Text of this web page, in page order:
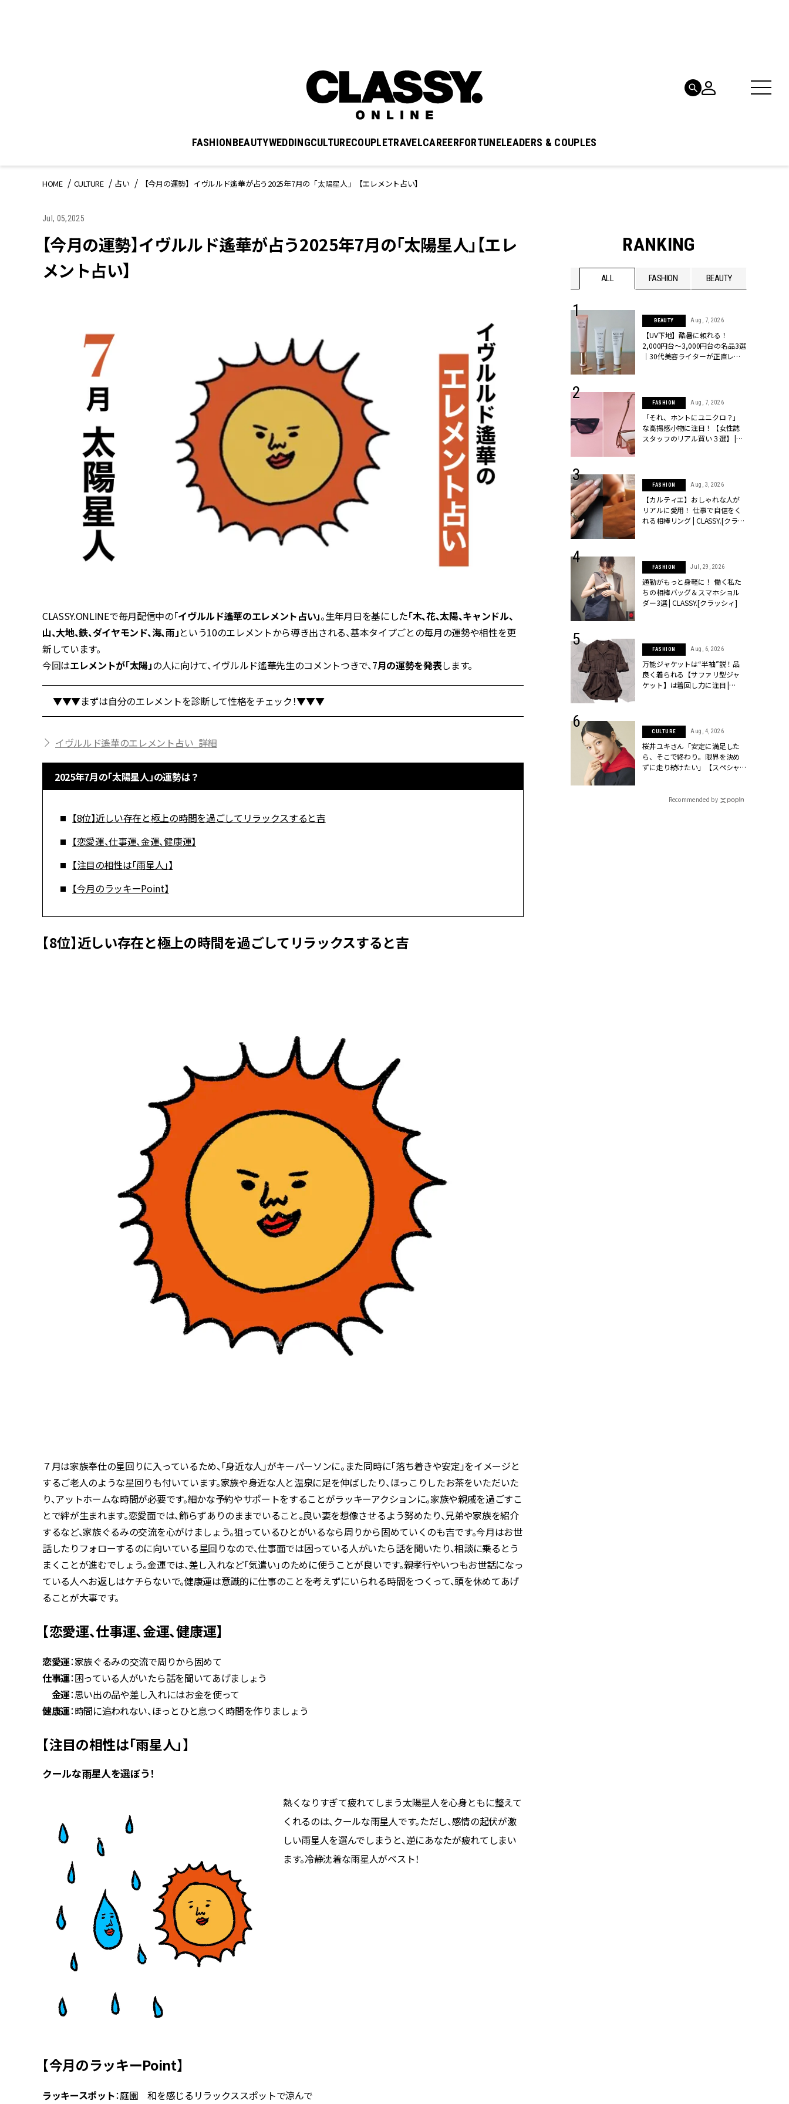
FASHIONBEAUTYWEDDINGCULTURECOUPLETRAVELCAREERFORTUNELEADERS & COUPLES
HOME CULTURE 占い 【今月の運勢】イヴルルド遙華が占う2025年7月の「太陽星人」【エレメント占い】
Jul, 05,2025
【今月の運勢】イヴルルド遙華が占う2025年7月の「太陽星人」【エレ
メント占い】
CLASSY.ONLINEで毎月配信中の「イヴルルド遙華のエレメント占い」。生年月日を基にした「木、花、太陽、キャンドル、
山、大地、鉄、ダイヤモンド、海、雨」という10のエレメントから導き出される、基本タイプごとの毎月の運勢や相性を更
新しています。
今回はエレメントが「太陽」の人に向けて、イヴルルド遙華先生のコメントつきで、7月の運勢を発表します。
▼▼▼まずは自分のエレメントを診断して性格をチェック！▼▼▼
イヴルルド遙華のエレメント占い_詳細
2025年7月の「太陽星人」の運勢は？
【8位】近しい存在と極上の時間を過ごしてリラックスすると吉
【恋愛運、仕事運、金運、健康運】
【注目の相性は「雨星人」】
【今月のラッキーPoint】
【8位】近しい存在と極上の時間を過ごしてリラックスすると吉
７月は家族奉仕の星回りに入っているため、「身近な人」がキーパーソンに。また同時に「落ち着きや安定」をイメージと
するご老人のような星回りも付いています。家族や身近な人と温泉に足を伸ばしたり、ほっこりしたお茶をいただいた
り、アットホームな時間が必要です。細かな予約やサポートをすることがラッキーアクションに。家族や親戚を過ごすこ
とで絆が生まれます。恋愛面では、飾らずありのままでいること。良い妻を想像させるよう努めたり、兄弟や家族を紹介
するなど、家族ぐるみの交流を心がけましょう。狙っているひとがいるなら周りから固めていくのも吉です。今月はお世
話したりフォローするのに向いている星回りなので、仕事面では困っている人がいたら話を聞いたり、相談に乗るとう
まくことが進むでしょう。金運では、差し入れなど「気遣い」のために使うことが良いです。親孝行やいつもお世話になっ
ている人へお返しはケチらないで。健康運は意識的に仕事のことを考えずにいられる時間をつくって、頭を休めてあげ
ることが大事です。
【恋愛運、仕事運、金運、健康運】
恋愛運：家族ぐるみの交流で周りから固めて
仕事運：困っている人がいたら話を聞いてあげましょう
金運：思い出の品や差し入れにはお金を使って
健康運：時間に追われない、ほっとひと息つく時間を作りましょう
【注目の相性は「雨星人」】
クールな雨星人を選ぼう！
熱くなりすぎて疲れてしまう太陽星人を心身ともに整えて
くれるのは、クールな雨星人です。ただし、感情の起伏が激
しい雨星人を選んでしまうと、逆にあなたが疲れてしまい
ます。冷静沈着な雨星人がベスト！
【今月のラッキーPoint】
ラッキースポット：庭園 和を感じるリラックススポットで涼んで
RANKING
ALL FASHION BEAUTY
2,000円台〜3,000円台の名品3選
｜30代美容ライターが正直レビ
ュー | CLASSY.[クラッシィ]
BEAUTY Aug, 6, 2026
【ヘアアクセ6選】手抜きに見え
ない！アラサーのまとめ髪が垢
抜ける「即戦力アクセ」たち |
CLASSY.[クラッシィ]
BEAUTY Sep, 25, 2025
マルジェラの“レプリカ”に新作
も！注目度急上昇の『フレグラ
ンス』５選 | CLASSY.[クラッシ
ィ]
できる体験型イベントが開催 |
CLASSY.[クラッシィ]
冷房・紫外線etc...「夏の隠れ乾
クリーム】3選＜30代のベストコ
シィ]
【結婚指輪】人気ブランドのリ
ング22選｜20〜30代カップルの
エピソードも | CLASSY.[クラッシ
WEDDING
結婚式に黒ドレスはアリ？お呼
ばれで失敗しないコーデ＆マナ
ーを解説 | CLASSY.[クラッシィ]
WEDDING
正解！ | CLASSY.[クラッシィ]
【ブルガリ】プロポーズで贈ら
ックレスだった！【CLASSY.世代
ィ]
BEAUTY Aug, 7, 2026
【UV下地】酷暑に頼れる！
2,000円台〜3,000円台の名品3選
｜30代美容ライターが正直レビ
FASHION Aug, 7, 2026
「それ、ホントにユニクロ？」
な高揚感小物に注目！【女性誌
スタッフのリアル買い３選】 |
FASHION Aug, 3, 2026
【カルティエ】おしゃれな人が
リアルに愛用！ 仕事で自信をく
れる相棒リング | CLASSY.[クラッ
FASHION Jul, 29, 2026
通勤がもっと身軽に！ 働く私た
ちの相棒バッグ＆スマホショル
ダー3選 | CLASSY.[クラッシィ]
FASHION Aug, 6, 2026
万能ジャケットは“半袖”説！品
良く着られる【サファリ型ジャ
ケット】は着回し力に注目 |
CULTURE Aug, 4, 2026
桜井ユキさん「安定に満足した
ら、そこで終わり。限界を決め
ずに走り続けたい」【スペシャ
CLASSY.[クラッシィ]
Recommended by